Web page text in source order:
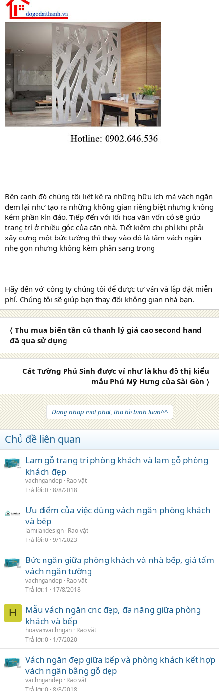
Bên cạnh đó chúng tôi liệt kê ra những hữu ích mà vách ngăn
đem lại như tạo ra những không gian riêng biệt nhưng không
kém phần kín đáo. Tiếp đến với lối hoa văn vốn có sẽ giúp
trang trí ở nhiều góc của căn nhà. Tiết kiệm chi phí khi phải
xây dựng một bức tường thì thay vào đó là tấm vách ngăn
nhẹ gọn nhưng không kém phần sang trọng
Hãy đến với công ty chúng tôi để được tư vấn và lắp đặt miễn
phí. Chúng tôi sẽ giúp bạn thay đổi không gian nhà bạn.
〈 Thu mua biến tần cũ thanh lý giá cao second hand
đã qua sử dụng
Cát Tường Phú Sinh được ví như là khu đô thị kiểu
mẫu Phú Mỹ Hưng của Sài Gòn 〉
Đăng nhập một phát, tha hồ bình luận^^
Chủ đề liên quan
Lam gỗ trang trí phòng khách và lam gỗ phòng
khách đẹp
vachngandep Rao vặt
Trả lời 0 8/8/2018
Ưu điểm của việc dùng vách ngăn phòng khách
và bếp
lamilandesign Rao vặt
Trả lời 0 9/1/2023
Bức ngăn giữa phòng khách và nhà bếp, giá tấm
vách ngăn tường
vachngandep Rao vặt
Trả lời 1 17/8/2018
H
Mẫu vách ngăn cnc đẹp, đa năng giữa phòng
khách và bếp
hoavanvachngan Rao vặt
Trả lời 0 1/7/2020
Vách ngăn đẹp giữa bếp và phòng khách kết hợp
vách ngăn bằng gỗ đẹp
vachngandep Rao vặt
Trả lời 0 8/8/2018